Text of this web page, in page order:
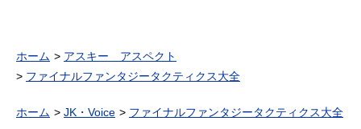
ホーム
アスキー アスペクト
ファイナルファンタジータクティクス大全
ホーム JK・Voice ファイナルファンタジータクティクス大全